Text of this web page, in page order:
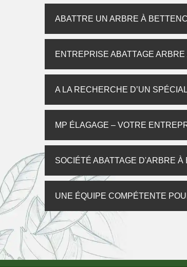
ABATTRE UN ARBRE À
ENTREPRISE ABATTAGE
A LA RECHERCHE D’UN
MP ÉLAGAGE – VOTRE
SOCIÉTÉ ABATTAGE D'ARBRE
UNE ÉQUIPE COMPÉTENTE